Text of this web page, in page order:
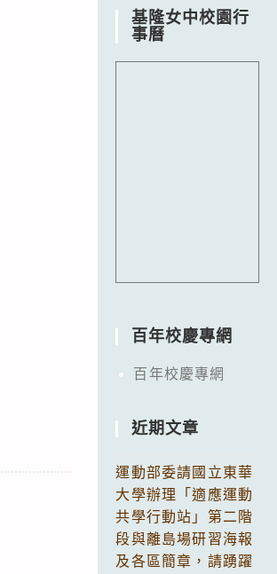
基隆女中校園行
事曆
百年校慶專網
百年校慶專網
近期文章
運動部委請國立東華
大學辦理「適應運動
共學行動站」第二階
段與離島場研習海報
及各區簡章，請踴躍